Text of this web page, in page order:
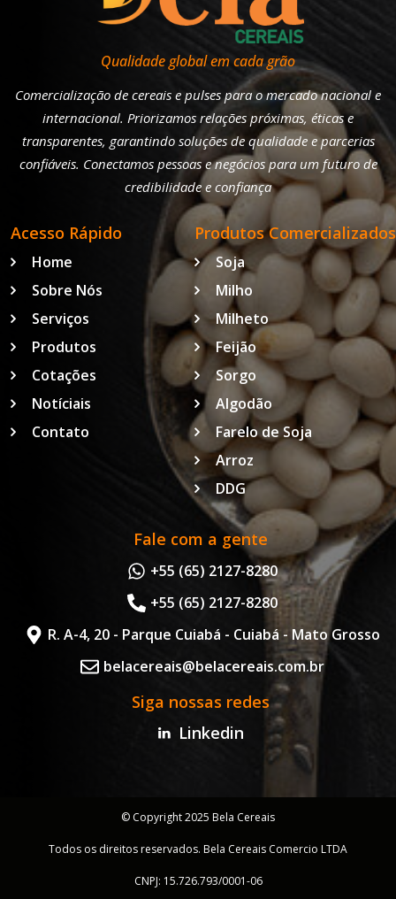
Qualidade global em cada grão
Comercialização de cereais e pulses para o mercado nacional e
internacional. Priorizamos relações próximas, éticas e
transparentes, garantindo soluções de qualidade e parcerias
confiáveis. Conectamos pessoas e negócios para um futuro de
credibilidade e confiança
Acesso Rápido
Home
Sobre Nós
Serviços
Produtos
Cotações
Notíciais
Contato
Produtos Comercializados
Soja
Milho
Milheto
Feijão
Sorgo
Algodão
Farelo de Soja
Arroz
DDG
Fale com a gente
+55 (65) 2127-8280
+55 (65) 2127-8280
R. A-4, 20 - Parque Cuiabá - Cuiabá - Mato Grosso
belacereais@belacereais.com.br
Siga nossas redes
Linkedin
© Copyright 2025 Bela Cereais
Todos os direitos reservados. Bela Cereais Comercio LTDA
CNPJ: 15.726.793/0001-06